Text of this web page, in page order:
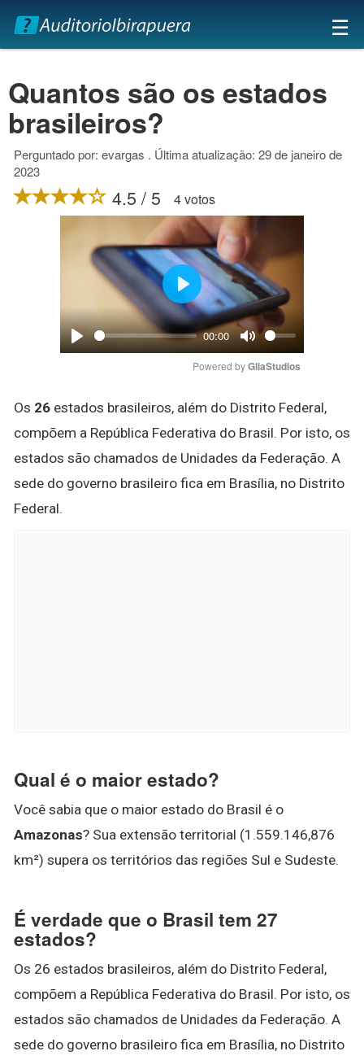
×
☰
Quantos são os estados
brasileiros?
Perguntado por: evargas . Última atualização: 29 de janeiro de
2023
4.5 / 5 4 votos
Play
00:00
Mute
Play
Powered by GliaStudios
Os 26 estados brasileiros, além do Distrito Federal,
compõem a República Federativa do Brasil. Por isto, os
estados são chamados de Unidades da Federação. A
sede do governo brasileiro fica em Brasília, no Distrito
Federal.
Qual é o maior estado?
Você sabia que o maior estado do Brasil é o
Amazonas? Sua extensão territorial (1.559.146,876
km²) supera os territórios das regiões Sul e Sudeste.
É verdade que o Brasil tem 27
estados?
Os 26 estados brasileiros, além do Distrito Federal,
compõem a República Federativa do Brasil. Por isto, os
estados são chamados de Unidades da Federação. A
sede do governo brasileiro fica em Brasília, no Distrito